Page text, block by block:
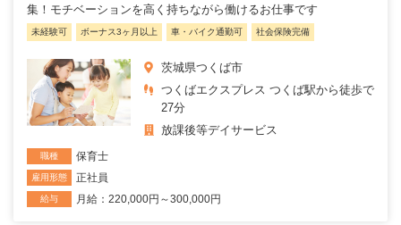
集！モチベーションを高く持ちながら働けるお仕事です
未経験可 ボーナス3ヶ月以上 車・バイク通勤可 社会保険完備
茨城県つくば市
つくばエクスプレス つくば駅から徒歩で
27分
放課後等デイサービス
職種 保育士
雇用形態 正社員
給与 月給：220,000円～300,000円